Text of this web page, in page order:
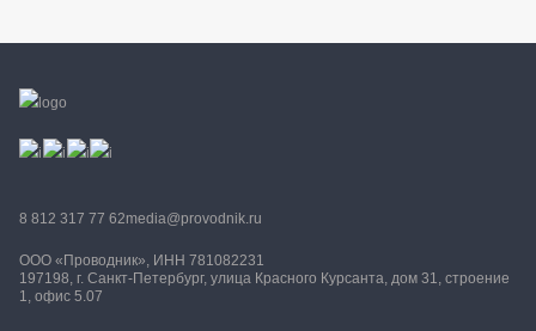
8 812 317 77 62media@provodnik.ru
ООО «Проводник», ИНН 781082231
197198, г. Санкт-Петербург, улица Красного Курсанта, дом 31, строение
1, офис 5.07